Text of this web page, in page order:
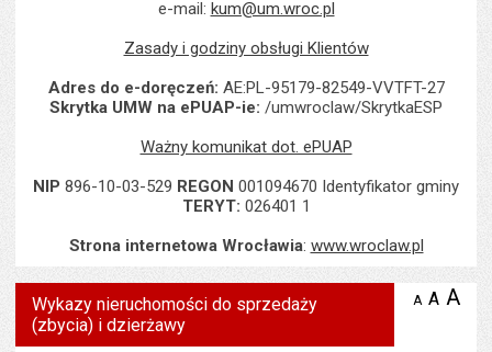
e-mail: kum@um.wroc.pl
Zasady i godziny obsługi Klientów
Adres do e-doręczeń: AE:PL-95179-82549-VVTFT-27
Skrytka UMW na ePUAP-ie: /umwroclaw/SkrytkaESP
Ważny komunikat dot. ePUAP
NIP 896-10-03-529 REGON 001094670 Identyfikator gminy
TERYT: 026401 1
Strona internetowa Wrocławia: www.wroclaw.pl
Wykazy nieruchomości do sprzedaży
(zbycia) i dzierżawy
A zmniejsz
A A